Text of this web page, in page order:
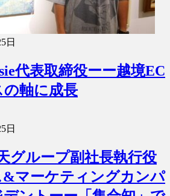
日
代表取締役ーー越境EC
軸に成長
日
グループ副社長執行役
&マーケティングカンパ